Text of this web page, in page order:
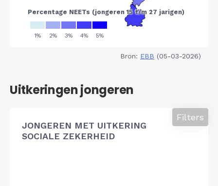
Bron: EBB (05-03-2026)
Uitkeringen jongeren
JONGEREN MET UITKERING
SOCIALE ZEKERHEID
Filters